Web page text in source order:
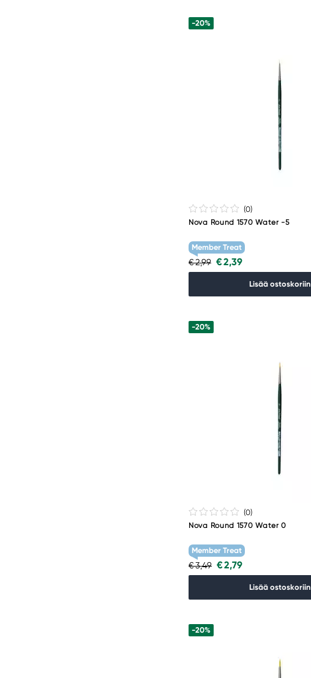
-20%
(0)
Nova Round 1570 Water -5
Member Treat
€ 2,99 € 2,39
Lisää ostoskoriin
-20%
(0)
Nova Round 1570 Water 0
Member Treat
€ 3,49 € 2,79
Lisää ostoskoriin
-20%